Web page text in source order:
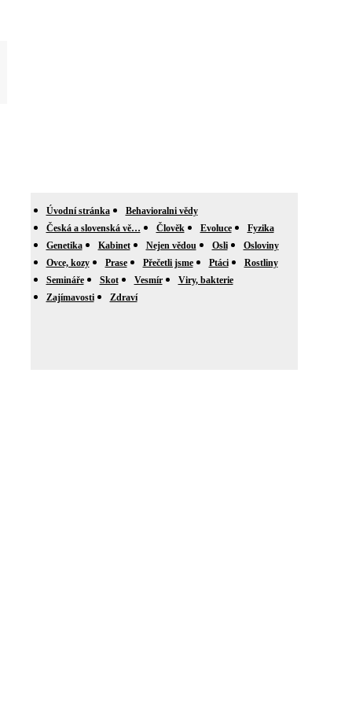
Úvodní stránka
Behavioralni vědy
Česká a slovenská vě…
Člověk Evoluce
Fyzika
Genetika
Kabinet Nejen vědou Osli
Osloviny
Ovce, kozy
Prase Přečetli jsme Ptáci
Rostliny
Semináře
Skot Vesmír
Viry, bakterie
Zajímavosti
Zdraví